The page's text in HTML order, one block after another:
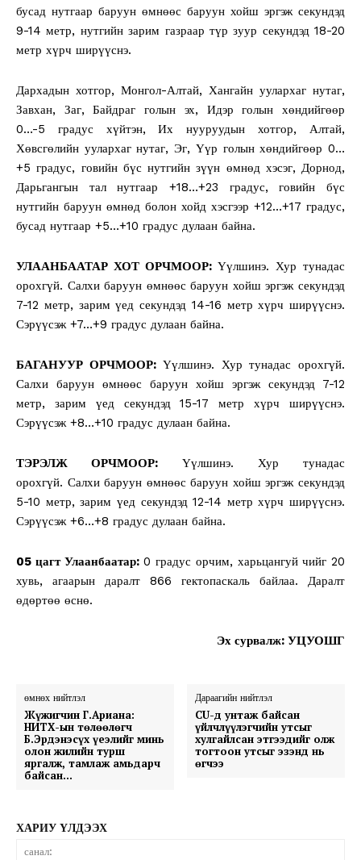
бусад нутгаар баруун өмнөөс баруун хойш эргэж секундэд
9-14 метр, нутгийн зарим газраар түр зуур секундэд 18-20
метр хүрч ширүүснэ.
Дархадын хотгор, Монгол-Алтай, Хангайн уулархаг нутаг,
Завхан, Заг, Байдраг голын эх, Идэр голын хөндийгөөр
0…-5 градус хүйтэн, Их нууруудын хотгор, Алтай,
Хөвсгөлийн уулархаг нутаг, Эг, Үүр голын хөндийгөөр 0…
+5 градус, говийн бүс нутгийн зүүн өмнөд хэсэг, Дорнод,
Дарьгангын тал нутгаар +18…+23 градус, говийн бүс
нутгийн баруун өмнөд болон хойд хэсгээр +12…+17 градус,
бусад нутгаар +5…+10 градус дулаан байна.
УЛААНБААТАР ХОТ ОРЧМООР: Үүлшинэ. Хур тунадас
орохгүй. Салхи баруун өмнөөс баруун хойш эргэж секундэд
7-12 метр, зарим үед секундэд 14-16 метр хүрч ширүүснэ.
Сэрүүсэж +7…+9 градус дулаан байна.
БАГАНУУР ОРЧМООР:Үүлшинэ. Хур тунадас орохгүй.
Салхи баруун өмнөөс баруун хойш эргэж секундэд 7-12
метр, зарим үед секундэд 15-17 метр хүрч ширүүснэ.
Сэрүүсэж +8…+10 градус дулаан байна.
ТЭРЭЛЖ ОРЧМООР: Үүлшинэ. Хур тунадас
орохгүй. Салхи баруун өмнөөс баруун хойш эргэж секундэд
5-10 метр, зарим үед секундэд 12-14 метр хүрч ширүүснэ.
Сэрүүсэж +6…+8 градус дулаан байна.
05 цагт Улаанбаатар:0 градус орчим, харьцангуй чийг 20
хувь, агаарын даралт 866 гектопаскаль байлаа. Даралт
өдөртөө өснө.
Эх сурвалж: УЦУОШГ
өмнөх нийтлэл
Жүжигчин Г.Ариана:
НИТХ-ын төлөөлөгч
Б.Эрдэнэсүх үеэлийг минь
олон жилийн турш
яргалж, тамлаж амьдарч
байсан…
Дараагийн нийтлэл
CU-д унтаж байсан
үйлчлүүлэгчийн утсыг
хулгайлсан этгээдийг олж
тогтоон утсыг эзэнд нь
өгчээ
ХАРИУ ҮЛДЭЭХ